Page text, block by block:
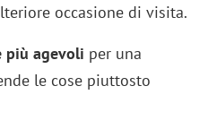
occasione di visita.
più agevoli per una
le cose piuttosto